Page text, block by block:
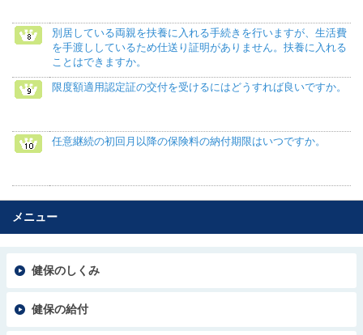
別居している両親を扶養に入れる手続きを行いますが、生活費
を手渡ししているため仕送り証明がありません。扶養に入れる
ことはできますか。
限度額適用認定証の交付を受けるにはどうすれば良いですか。
任意継続の初回月以降の保険料の納付期限はいつですか。
メニュー
健保のしくみ
健保の給付